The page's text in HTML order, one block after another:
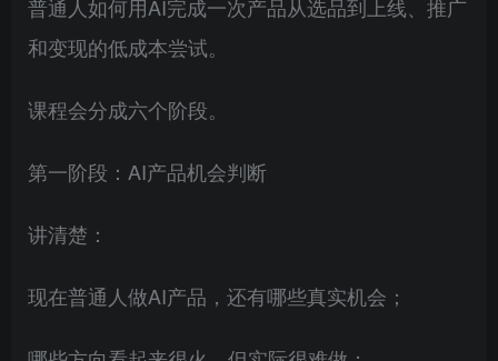
普通人如何用AI完成一次产品从选品到上线、推广
和变现的低成本尝试。
课程会分成六个阶段。
第一阶段：AI产品机会判断
讲清楚：
现在普通人做AI产品，还有哪些真实机会；